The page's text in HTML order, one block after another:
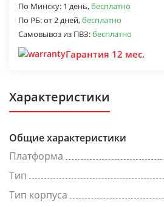
По Минску: 1 день,бесплатно
По РБ:от 2 дней,бесплатно
Самовывоз из ПВЗ:бесплатно
Гарантия 12 мес.
Характеристики
Общие характеристики
Платформа
Тип
Тип корпуса